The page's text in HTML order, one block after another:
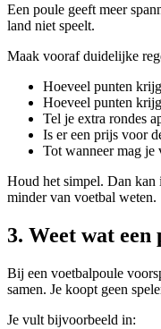
Een poule geeft meer
land niet speelt.
Maak vooraf duidelijke
Hoeveel punten
Hoeveel punten
Tel je extra rondes
Is er een prijs voor
Tot wanneer mag
Houd het simpel. Dan kan
minder van voetbal weten.
3. Weet wat een
Bij een voetbalpoule
samen. Je koopt geen
Je vult bijvoorbeeld in: